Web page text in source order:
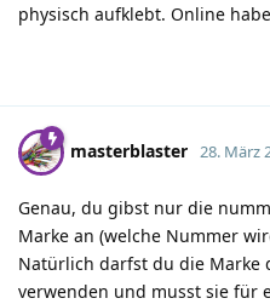
physisch aufklebt. Online
masterblaster 28. März
Genau, du gibst nur die
Marke an (welche Nummer
Natürlich darfst du die Marke
verwenden und musst sie für